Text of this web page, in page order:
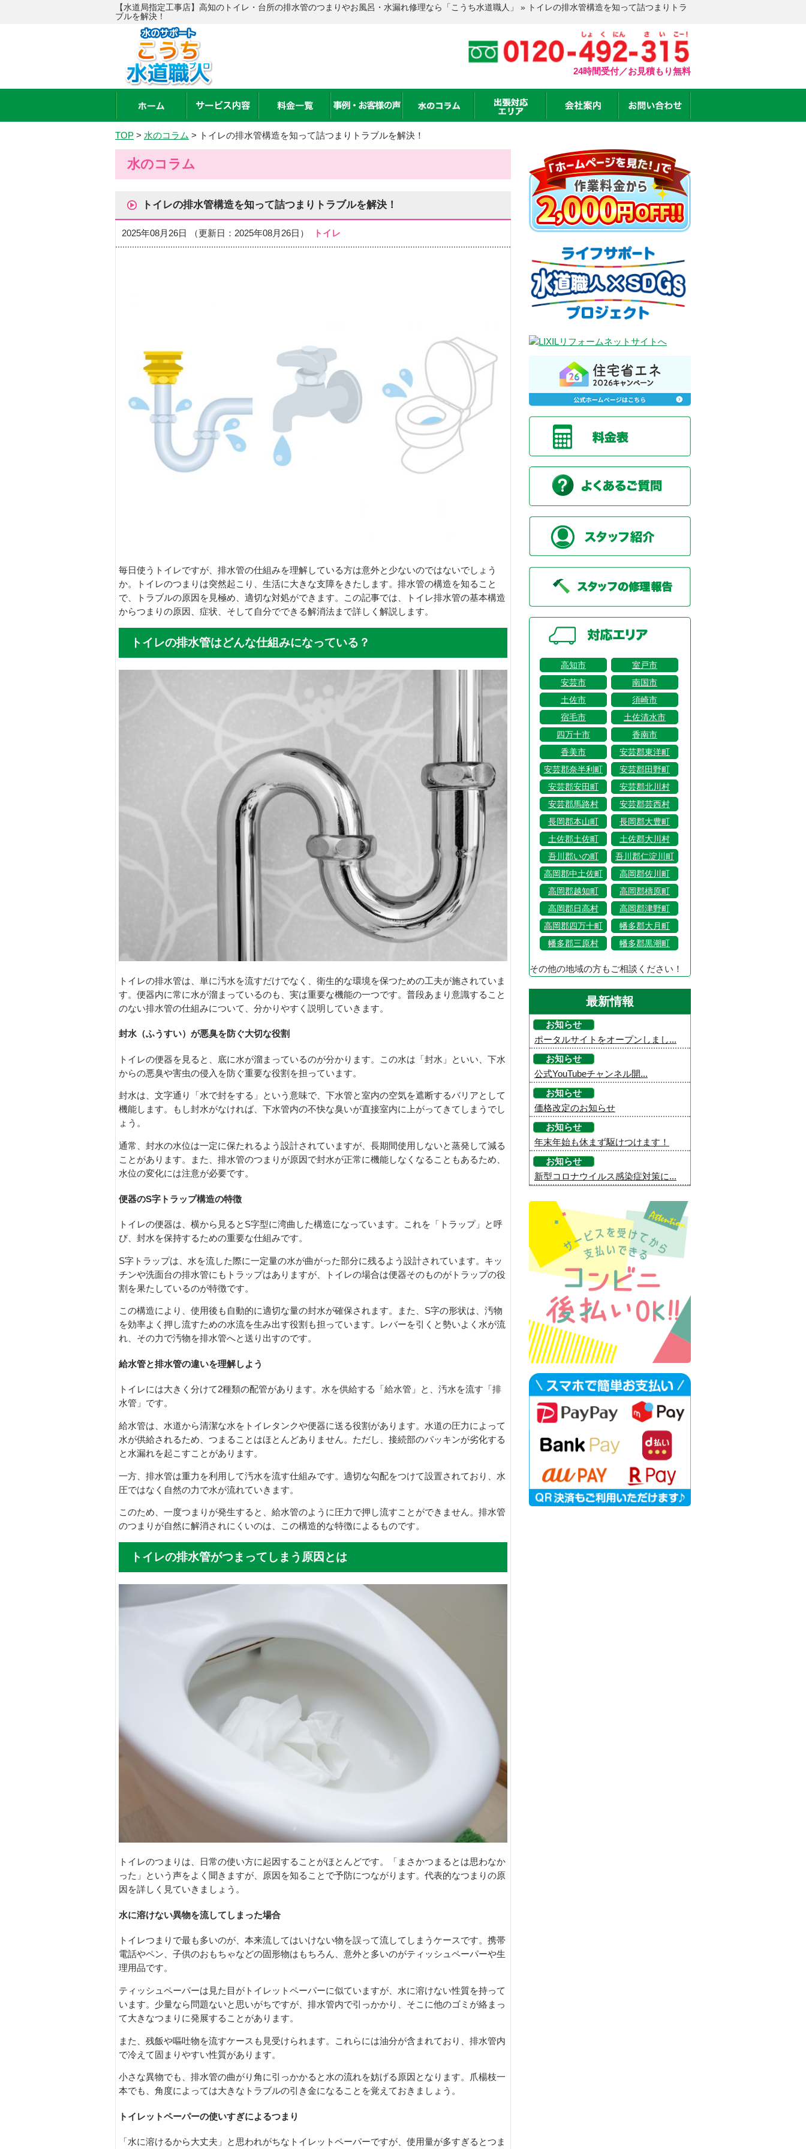
【水道局指定工事店】高知のトイレ・台所の排水管のつまりやお風呂・水漏れ修理なら「こうち水道職人」 » トイレの排水管構造を知って詰つまりトラ
ブルを解決！
24時間受付／お見積もり無料
TOP > 水のコラム > トイレの排水管構造を知って詰つまりトラブルを解決！
水のコラム
トイレの排水管構造を知って詰つまりトラブルを解決！
2025年08月26日 （更新日：2025年08月26日） トイレ
毎日使うトイレですが、排水管の仕組みを理解している方は意外と少ないのではないでしょう
か。トイレのつまりは突然起こり、生活に大きな支障をきたします。排水管の構造を知ること
で、トラブルの原因を見極め、適切な対処ができます。この記事では、トイレ排水管の基本構造
からつまりの原因、症状、そして自分でできる解消法まで詳しく解説します。
トイレの排水管はどんな仕組みになっている？
トイレの排水管は、単に汚水を流すだけでなく、衛生的な環境を保つための工夫が施されていま
す。便器内に常に水が溜まっているのも、実は重要な機能の一つです。普段あまり意識すること
のない排水管の仕組みについて、分かりやすく説明していきます。
封水（ふうすい）が悪臭を防ぐ大切な役割
トイレの便器を見ると、底に水が溜まっているのが分かります。この水は「封水」といい、下水
からの悪臭や害虫の侵入を防ぐ重要な役割を担っています。
封水は、文字通り「水で封をする」という意味で、下水管と室内の空気を遮断するバリアとして
機能します。もし封水がなければ、下水管内の不快な臭いが直接室内に上がってきてしまうでし
ょう。
通常、封水の水位は一定に保たれるよう設計されていますが、長期間使用しないと蒸発して減る
ことがあります。また、排水管のつまりが原因で封水が正常に機能しなくなることもあるため、
水位の変化には注意が必要です。
便器のS字トラップ構造の特徴
トイレの便器は、横から見るとS字型に湾曲した構造になっています。これを「トラップ」と呼
び、封水を保持するための重要な仕組みです。
S字トラップは、水を流した際に一定量の水が曲がった部分に残るよう設計されています。キッ
チンや洗面台の排水管にもトラップはありますが、トイレの場合は便器そのものがトラップの役
割を果たしているのが特徴です。
この構造により、使用後も自動的に適切な量の封水が確保されます。また、S字の形状は、汚物
を効率よく押し流すための水流を生み出す役割も担っています。レバーを引くと勢いよく水が流
れ、その力で汚物を排水管へと送り出すのです。
給水管と排水管の違いを理解しよう
トイレには大きく分けて2種類の配管があります。水を供給する「給水管」と、汚水を流す「排
水管」です。
給水管は、水道から清潔な水をトイレタンクや便器に送る役割があります。水道の圧力によって
水が供給されるため、つまることはほとんどありません。ただし、接続部のパッキンが劣化する
と水漏れを起こすことがあります。
一方、排水管は重力を利用して汚水を流す仕組みです。適切な勾配をつけて設置されており、水
圧ではなく自然の力で水が流れていきます。
このため、一度つまりが発生すると、給水管のように圧力で押し流すことができません。排水管
のつまりが自然に解消されにくいのは、この構造的な特徴によるものです。
トイレの排水管がつまってしまう原因とは
トイレのつまりは、日常の使い方に起因することがほとんどです。「まさかつまるとは思わなか
った」という声をよく聞きますが、原因を知ることで予防につながります。代表的なつまりの原
因を詳しく見ていきましょう。
水に溶けない異物を流してしまった場合
トイレつまりで最も多いのが、本来流してはいけない物を誤って流してしまうケースです。携帯
電話やペン、子供のおもちゃなどの固形物はもちろん、意外と多いのがティッシュペーパーや生
理用品です。
ティッシュペーパーは見た目がトイレットペーパーに似ていますが、水に溶けない性質を持って
います。少量なら問題ないと思いがちですが、排水管内で引っかかり、そこに他のゴミが絡まっ
て大きなつまりに発展することがあります。
また、残飯や嘔吐物を流すケースも見受けられます。これらには油分が含まれており、排水管内
で冷えて固まりやすい性質があります。
小さな異物でも、排水管の曲がり角に引っかかると水の流れを妨げる原因となります。爪楊枝一
本でも、角度によっては大きなトラブルの引き金になることを覚えておきましょう。
トイレットペーパーの使いすぎによるつまり
「水に溶けるから大丈夫」と思われがちなトイレットペーパーですが、使用量が多すぎるとつま
高知市
室戸市
安芸市
南国市
土佐市
須崎市
宿毛市
土佐清水市
四万十市
香南市
香美市
安芸郡東洋町
安芸郡奈半利町
安芸郡田野町
安芸郡安田町
安芸郡北川村
安芸郡馬路村
安芸郡芸西村
長岡郡本山町
長岡郡大豊町
土佐郡土佐町
土佐郡大川村
吾川郡いの町
吾川郡仁淀川町
高岡郡中土佐町
高岡郡佐川町
高岡郡越知町
高岡郡檮原町
高岡郡日高村
高岡郡津野町
高岡郡四万十町
幡多郡大月町
幡多郡三原村
幡多郡黒潮町
その他の地域の方もご相談ください！
最新情報
お知らせ
ポータルサイトをオープンしまし...
お知らせ
公式YouTubeチャンネル開...
お知らせ
価格改定のお知らせ
お知らせ
年末年始も休まず駆けつけます！
お知らせ
新型コロナウイルス感染症対策に...